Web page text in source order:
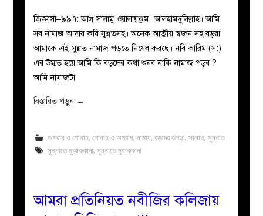
জিজ্ঞাসা–৯৯৭: আস্ সালামু ওয়ালায়কুম। আলহামদুলিল্লাহ। আমি
সব নামাজ আদায় করি সুন্নতসহ। অনেক আত্মীয় স্বজন সহ বড়রা
আমাকে এই সুন্নত নামাজ পড়তে নিষেধ করছে। নবি কারিম (স:)
এর উম্মত হয়ে আমি কি বড়দের কথা শুনব নাকি নামাজ পড়ব ?
আমি নামাজটা
বিস্তারিত পড়ুন →
অপরাধ ও গোনাহ, গোনাহ ও অপরাধ, নামায, বড়দের ঝগড়া, সালাত, সুন্নাত
সুন্নাতে মুআক্কাদা, সুন্নাতে মুয়াক্কাদা
আমরা প্রতিনিয়ত নবীজির কলিজায়